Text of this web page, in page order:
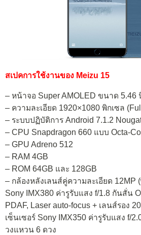
สเปคการใช้งานของ Meizu 15
– หน้าจอ Super AMOLED ขนาด 5.46
– ความละเอียด 1920×1080 พิกเซล
– ระบบปฏิบัติการ Android 7.1.2
– CPU Snapdragon 660 แบบ Octa-
– GPU Adreno 512
– RAM 4GB
– ROM 64GB และ 128GB
– กล้องหลังเลนส์คู่ความละเอียด 12MP
Sony IMX380 ค่ารูรับแสง f/1.8 กันสั่น
PDAF, Laser auto-focus + เลนส์รอง
เซ็นเซอร์ Sony IMX350 ค่ารูรับแสง f/
วงแหวน 6 ดวง